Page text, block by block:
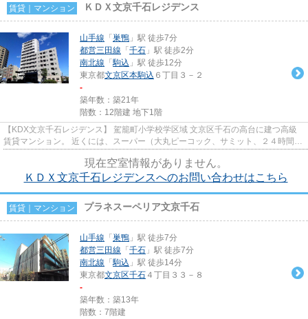
賃貸｜マンション ＫＤＸ文京千石レジデンス
山手線 「 巣鴨 」駅 徒歩7分
都営三田線 「 千石 」駅 徒歩2分
南北線 「駒込 」駅 徒歩12分
東京都文京区本駒込 ６丁目３－２
-
築年数：築21年
階数：12階建 地下1階
【KDX文京千石レジデンス】 駕籠町小学校学区域 文京区千石の高台に建つ高級
賃貸マンション。 近くには、スーパー（大丸ピーコック、サミット、２４時間営
現在空室情報がありません。
ＫＤＸ文京千石レジデンスへのお問い合わせはこちら
賃貸｜マンション プラネスーペリア文京千石
山手線 「 巣鴨 」駅 徒歩7分
都営三田線 「 千石 」駅 徒歩7分
南北線 「駒込 」駅 徒歩14分
東京都文京区千石 ４丁目３３－８
-
築年数：築13年
階数：7階建